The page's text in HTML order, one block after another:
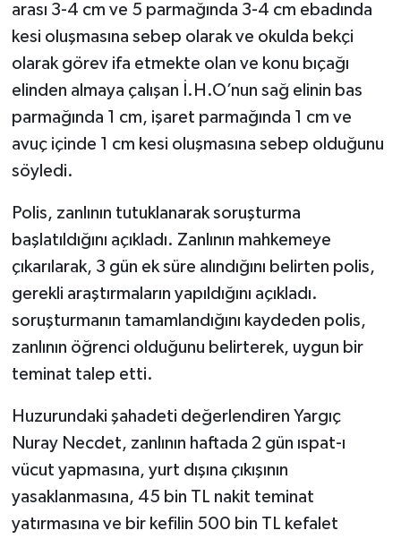
arası 3-4 cm ve 5 parmağında 3-4 cm ebadında
kesi oluşmasına sebep olarak ve okulda bekçi
olarak görev ifa etmekte olan ve konu bıçağı
elinden almaya çalışan İ.H.O’nun sağ elinin bas
parmağında 1 cm, işaret parmağında 1 cm ve
avuç içinde 1 cm kesi oluşmasına sebep olduğunu
söyledi.
Polis, zanlının tutuklanarak soruşturma
başlatıldığını açıkladı. Zanlının mahkemeye
çıkarılarak, 3 gün ek süre alındığını belirten polis,
gerekli araştırmaların yapıldığını açıkladı.
soruşturmanın tamamlandığını kaydeden polis,
zanlının öğrenci olduğunu belirterek, uygun bir
teminat talep etti.
Huzurundaki şahadeti değerlendiren Yargıç
Nuray Necdet, zanlının haftada 2 gün ıspat-ı
vücut yapmasına, yurt dışına çıkışının
yasaklanmasına, 45 bin TL nakit teminat
yatırmasına ve bir kefilin 500 bin TL kefalet